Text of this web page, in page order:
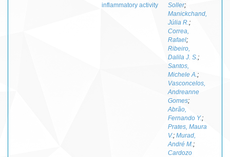
inflammatory activity
Soller;
Manickchand,
Júlia R. ;
Correa,
Rafael;
Ribeiro,
Dalila J. S. ;
Santos,
Michele A. ;
Vasconcelos,
Andreanne
Gomes;
Abrão,
Fernando Y.;
Prates, Maura
V.; Murad,
André M. ;
Cardozo